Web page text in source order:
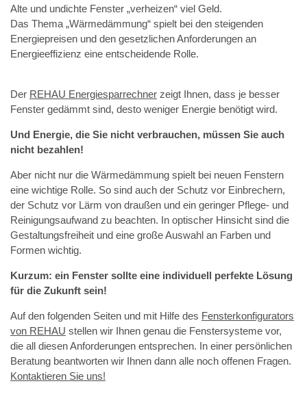
Alte und undichte Fenster „verheizen“ viel Geld.
Das Thema „Wärmedämmung“ spielt bei den steigenden
Energiepreisen und den gesetzlichen Anforderungen an
Energieeffizienz eine entscheidende Rolle.
Der REHAU Energiesparrechner zeigt Ihnen, dass je besser
Fenster gedämmt sind, desto weniger Energie benötigt wird.
Und Energie, die Sie nicht verbrauchen, müssen Sie auch
nicht bezahlen!
Aber nicht nur die Wärmedämmung spielt bei neuen Fenstern
eine wichtige Rolle. So sind auch der Schutz vor Einbrechern,
der Schutz vor Lärm von draußen und ein geringer Pflege- und
Reinigungsaufwand zu beachten. In optischer Hinsicht sind die
Gestaltungsfreiheit und eine große Auswahl an Farben und
Formen wichtig.
Kurzum: ein Fenster sollte eine individuell perfekte Lösung
für die Zukunft sein!
Auf den folgenden Seiten und mit Hilfe des Fensterkonfigurators
von REHAU stellen wir Ihnen genau die Fenstersysteme vor,
die all diesen Anforderungen entsprechen. In einer persönlichen
Beratung beantworten wir Ihnen dann alle noch offenen Fragen.
Kontaktieren Sie uns!